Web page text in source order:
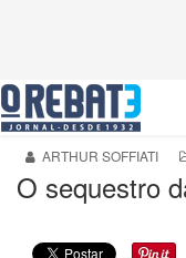
ARTHUR SOFFIATI
O sequestro